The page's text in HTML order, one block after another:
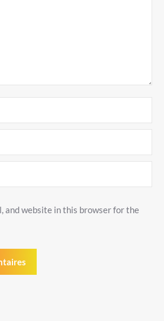
and website in this browser for the